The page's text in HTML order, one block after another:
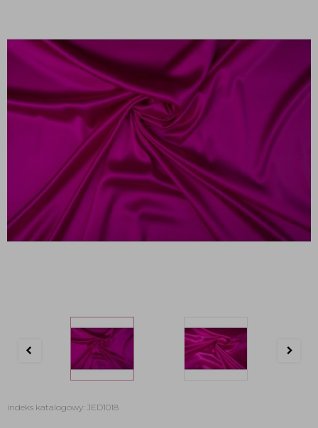
indeks katalogowy: JED1018